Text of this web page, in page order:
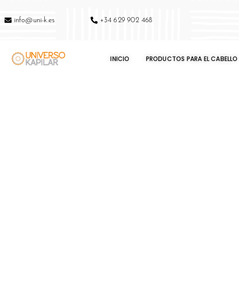
info@uni-k.es +34 629 902 468
INICIO PRODUCTOS PARA EL CABELLO